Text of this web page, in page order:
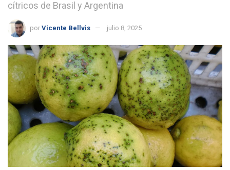
cítricos de Brasil y Argentina
por Vicente Bellvis julio 8, 2025